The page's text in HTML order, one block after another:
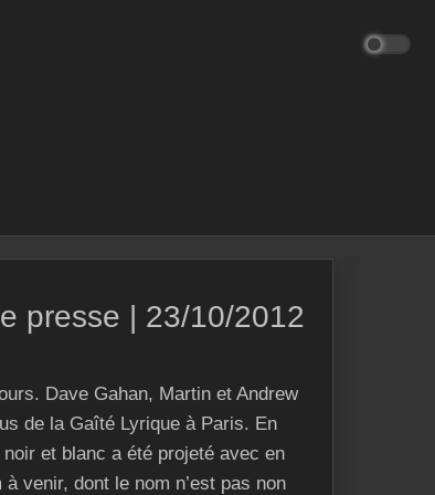
presse | 23/10/2012
Dave Gahan, Martin et Andrew
de la Gaîté Lyrique à Paris. En
et blanc a été projeté avec en
venir, dont le nom n’est pas non